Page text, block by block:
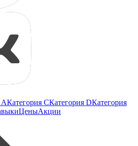
Категория CКатегория DКатегория
ЦеныАкции